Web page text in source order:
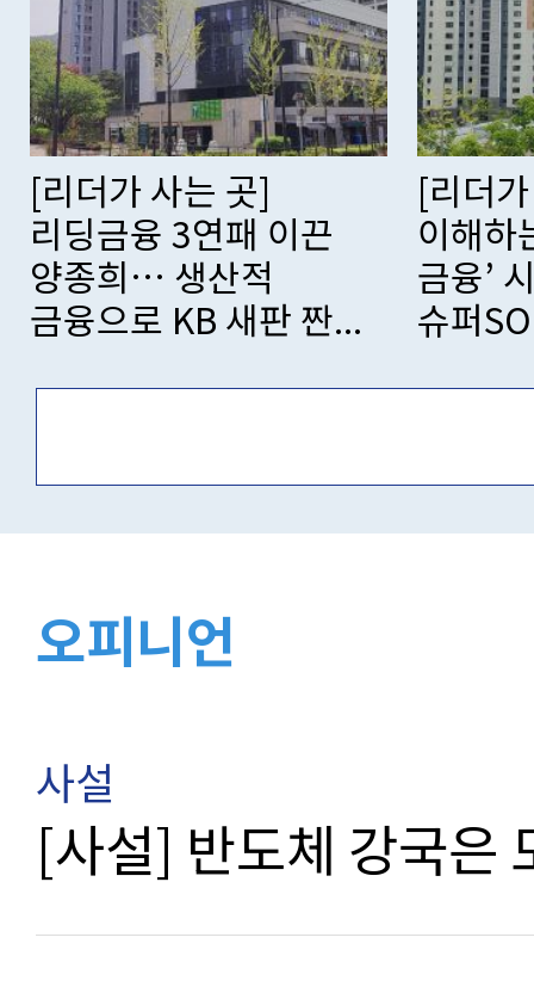
[리더가 사는 곳] 고객
이해하는 ‘에이전틱
금융’ 시대… 신한
슈퍼SOL로 승...
[리더
스페이
코리
한국 ‘0
오피니언
사설
[사설] 반도체 강국은